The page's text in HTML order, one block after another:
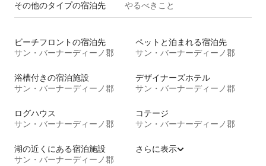
その他のタ⁠イ⁠プ⁠の宿⁠泊⁠先 やるべきこと
ビーチフロントの宿泊先
サン・バーナーディーノ郡
ペットと泊まれる宿泊先
サン・バーナーディーノ郡
浴槽付きの宿泊施設
サン・バーナーディーノ郡
デザイナーズホテル
サン・バーナーディーノ郡
ログハウス
サン・バーナーディーノ郡
コテージ
サン・バーナーディーノ郡
湖の近くにある宿泊施設
サン・バーナーディーノ郡
さらに表示